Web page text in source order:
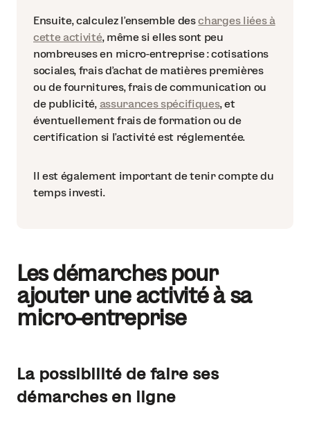
Ensuite, calculez l’ensemble descharges liées à
cette activité, même si elles sont peu
nombreuses en micro-entreprise : cotisations
sociales, frais d’achat de matières premières
ou de fournitures, frais de communication ou
de publicité, assurances spécifiques, et
éventuellement frais de formation ou de
certification si l’activité est réglementée.
Il est également important de tenir compte du
temps investi.
Les démarches pour
ajouter une activité à sa
micro-entreprise
La possibilité de faire ses
démarches en ligne